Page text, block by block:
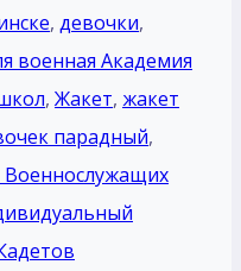
, девочки,
военная Академия
, Жакет, жакет
парадный,
Военнослужащих